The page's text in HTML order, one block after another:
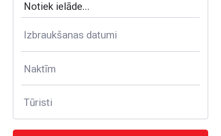
Izbraukšanas datumi
Naktīm
Tūristi